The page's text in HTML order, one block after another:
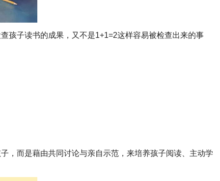
孩子读书的成果，又不是1+1=2这样容易被检查出来的事
，而是藉由共同讨论与亲自示范，来培养孩子阅读、主动学